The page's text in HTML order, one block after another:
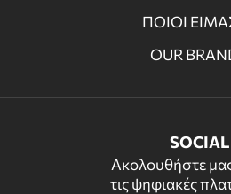
ΠΟΙΟΙ
OUR
SOCIAL
Ακολουθήστε
τις ψηφιακές